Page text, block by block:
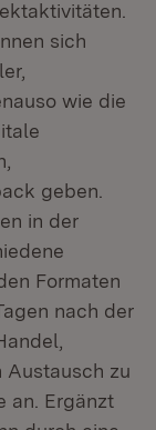
sich
wie die
geben.
in der
Formaten
nach der
Austausch zu
an. Ergänzt